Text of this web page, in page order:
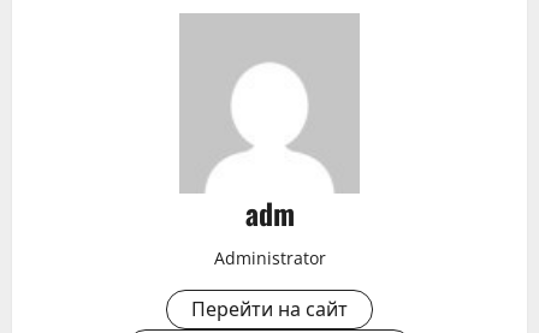
adm
Administrator
Перейти на сайт